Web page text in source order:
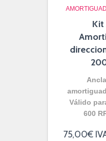
Kit
Válido
600
75,00€